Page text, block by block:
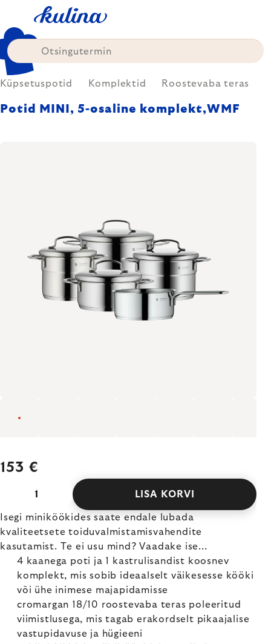
content
Küpsetuspotid Komplektid Roostevaba teras
Potid MINI, 5-osaline komplekt,WMF
153 €
LISA KORVI
Isegi miniköökides saate endale lubada
kvaliteetsete toiduvalmistamisvahendite
kasutamist. Te ei usu mind? Vaadake ise...
4 kaanega poti ja 1 kastrulisandist koosnev
komplekt, mis sobib ideaalselt väikesesse kööki
või ühe inimese majapidamisse
cromargan 18/10 roostevaba teras poleeritud
viimistlusega, mis tagab erakordselt pikaajalise
vastupidavuse ja hügieeni